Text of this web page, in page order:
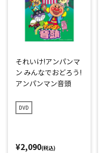
それいけ!アンパンマ
ン みんなでおどろう!
アンパンマン音頭
DVD
¥2,090(税込)